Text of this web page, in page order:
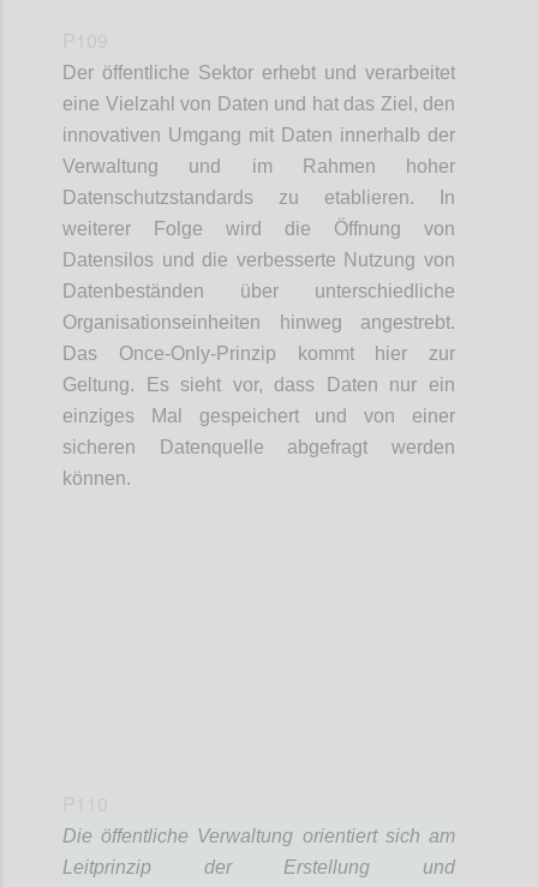
Der öffentliche Sektor erhebt und verarbeitet
eine Vielzahl von Daten und hat das Ziel, den
innovativen Umgang mit Daten innerhalb der
Verwaltung und im Rahmen hoher
Datenschutzstandards zu etablieren. In
weiterer Folge wird die Öffnung von
Datensilos und die verbesserte Nutzung von
Datenbeständen über unterschiedliche
Organisationseinheiten hinweg angestrebt.
Das Once-Only-Prinzip kommt hier zur
Geltung. Es sieht vor, dass Daten nur ein
einziges Mal gespeichert und von einer
sicheren Datenquelle abgefragt werden
können.
Die öffentliche Verwaltung orientiert sich am
Leitprinzip der Erstellung und